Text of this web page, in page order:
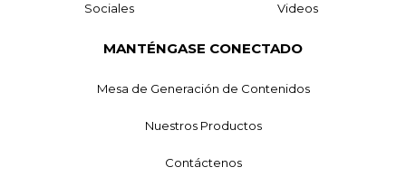
Sociales Videos
MANTÉNGASE CONECTADO
Mesa de Generación de Contenidos
Nuestros Productos
Contáctenos